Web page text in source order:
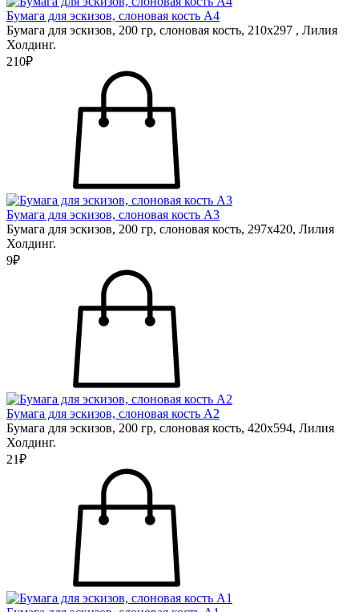
Бумага для эскизов, слоновая кость А4
Бумага для эскизов, 200 гр, слоновая кость, 210х297 , Лилия
Холдинг.
210₽
Бумага для эскизов, слоновая кость А3
Бумага для эскизов, 200 гр, слоновая кость, 297х420, Лилия
Холдинг.
9₽
Бумага для эскизов, слоновая кость А2
Бумага для эскизов, 200 гр, слоновая кость, 420х594, Лилия
Холдинг.
21₽